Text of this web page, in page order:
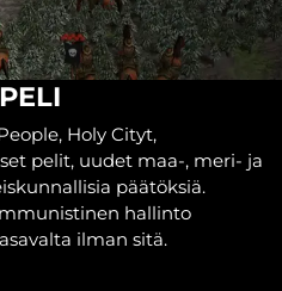
Holy Cityt,
pelit, uudet maa-, meri- ja
päätöksiä.
hallinto
ilman sitä.